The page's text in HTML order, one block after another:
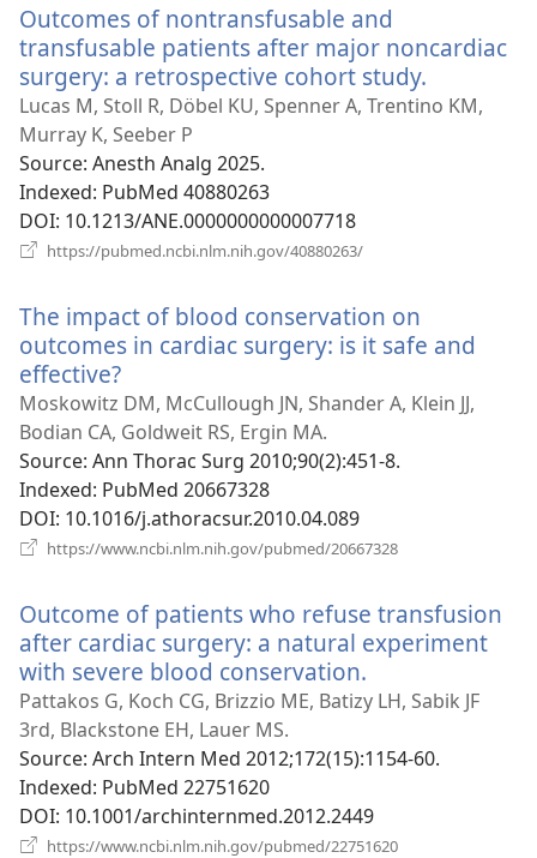
вікні)
Outcomes of nontransfusable and
transfusable patients after major noncardiac
surgery: a retrospective cohort study.
у
Lucas M, Stoll R, Döbel KU, Spenner A, Trentino KM,
Murray K, Seeber P
Source‎: Anesth Analg 2025.
Indexed‎: PubMed 40880263
DOI‎: 10.1213/ANE.0000000000007718
https://pubmed.ncbi.nlm.nih.gov/40880263/
вікні)
The impact of blood conservation on
outcomes in cardiac surgery: is it safe and
effective?
у
новому
вікні)
Moskowitz DM, McCullough JN, Shander A, Klein JJ,
Bodian CA, Goldweit RS, Ergin MA.
Source‎: Ann Thorac Surg 2010;90(2):451-8.
Indexed‎: PubMed 20667328
DOI‎: 10.1016/j.athoracsur.2010.04.089
https://www.ncbi.nlm.nih.gov/pubmed/20667328
вікні)
Outcome of patients who refuse transfusion
after cardiac surgery: a natural experiment
with severe blood conservation.
у
вікні)
Pattakos G, Koch CG, Brizzio ME, Batizy LH, Sabik JF
3rd, Blackstone EH, Lauer MS.
Source‎: Arch Intern Med 2012;172(15):1154-60.
Indexed‎: PubMed 22751620
DOI‎: 10.1001/archinternmed.2012.2449
https://www.ncbi.nlm.nih.gov/pubmed/22751620